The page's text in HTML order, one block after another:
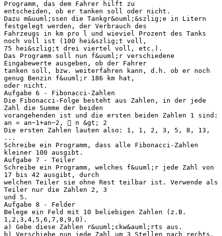
Programm, das dem Fahrer hilft zu
entscheiden, ob er tanken soll oder nicht.
Dazu m&uuml;ssen die Tankgr&ouml;&szlig;e in Litern
festgelegt werden, der Verbrauch des
Fahrzeugs in km pro l und wieviel Prozent des Tanks
noch voll ist (100 hei&szlig;t voll,
75 hei&szlig;t drei viertel voll, etc.).
Das Programm soll nun f&uuml;r verschiedene
Eingabewerte ausgeben, ob der Fahrer
tanken soll, bzw. weiterfahren kann, d.h. ob er noch
genug Benzin f&uuml;r 186 km hat,
oder nicht.
Aufgabe 6 - Fibonacci-Zahlen
Die Fibonacci-Folge besteht aus Zahlen, in der jede
Zahl die Summe der beiden
vorangehenden ist und die ersten beiden Zahlen 1 sind:
an = an−1+an−2,  n &gt; 2
Die ersten Zahlen lauten also: 1, 1, 2, 3, 5, 8, 13,
...
Schreibe ein Programm, dass alle Fibonacci-Zahlen
kleiner 100 ausgibt.
Aufgabe 7 - Teiler
Schreibe ein Programm, welches f&uuml;r jede Zahl von
17 bis 42 ausgibt, durch
welchen Teiler sie ohne Rest teilbar ist. Verwende als
Teiler nur die Zahlen 2, 3
und 5.
Aufgabe 8 - Felder
Belege ein Feld mit 10 beliebigen Zahlen (z.B.
1,2,3,4,5,6,7,8,9,0).
a) Gebe diese Zahlen r&uuml;ckw&auml;rts aus.
b) Verschiebe nun jede Zahl um 3 Stellen nach rechts,